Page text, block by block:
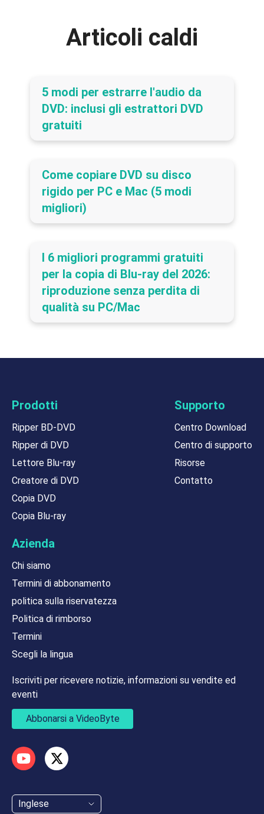
Articoli caldi
5 modi per estrarre l'audio da
DVD: inclusi gli estrattori DVD
gratuiti
Come copiare DVD su disco
rigido per PC e Mac (5 modi
migliori)
I 6 migliori programmi gratuiti
per la copia di Blu-ray del 2026:
riproduzione senza perdita di
qualità su PC/Mac
Prodotti
Ripper BD-DVD
Ripper di DVD
Lettore Blu-ray
Creatore di DVD
Copia DVD
Copia Blu-ray
Supporto
Centro Download
Centro di supporto
Risorse
Contatto
Azienda
Chi siamo
Termini di abbonamento
politica sulla riservatezza
Politica di rimborso
Termini
Scegli la lingua
Iscriviti per ricevere notizie, informazioni su vendite ed
eventi
Abbonarsi a VideoByte
Inglese